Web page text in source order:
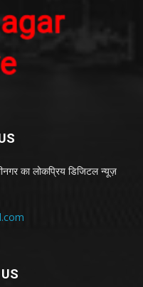
का लोकप्रिय डिजिटल न्यूज़